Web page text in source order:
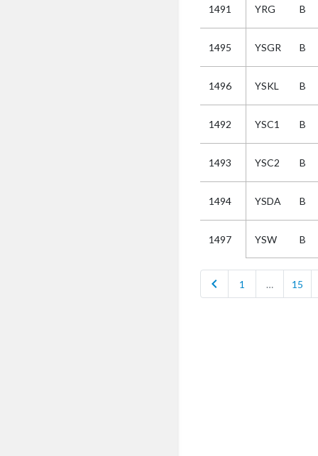
1491 YRG B
1495 YSGR B
1496 YSKL B
1492 YSC1 B
1493 YSC2 B
1494 YSDA B
1497 YSW B
chevron_left 1 … 15